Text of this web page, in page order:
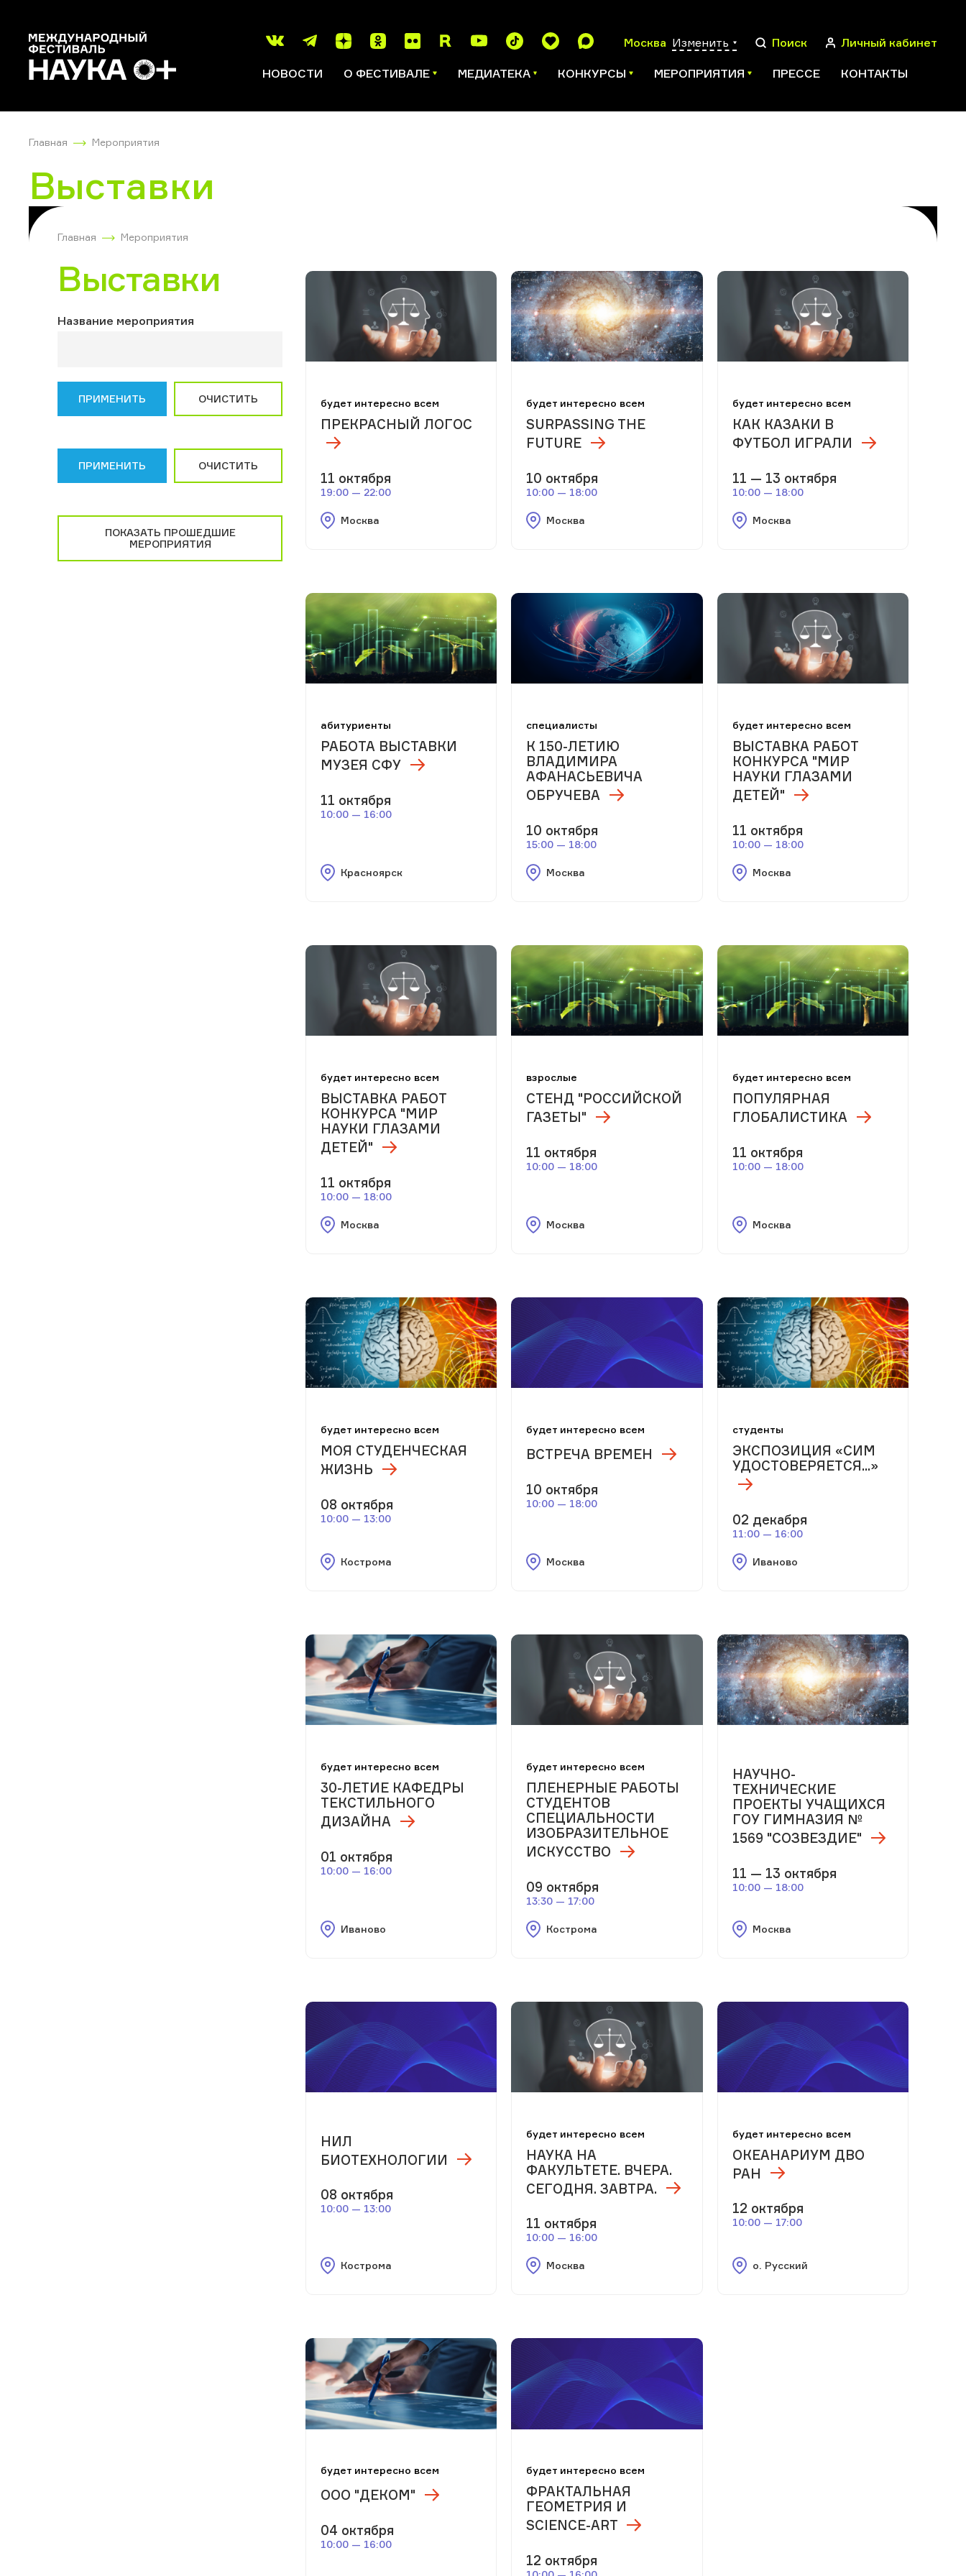
Москва Изменить Поиск Личный кабинет
НОВОСТИ О ФЕСТИВАЛЕ МЕДИАТЕКА КОНКУРСЫ МЕРОПРИЯТИЯ ПРЕССЕ КОНТАКТЫ
Главная Мероприятия
Выставки
Главная Мероприятия
Выставки
Название мероприятия
ПРИМЕНИТЬ ОЧИСТИТЬ
ПРИМЕНИТЬ ОЧИСТИТЬ
ПОКАЗАТЬ ПРОШЕДШИЕ
МЕРОПРИЯТИЯ
будет интересно всем
ПРЕКРАСНЫЙ ЛОГОС
11 октября
19:00 — 22:00
Москва
будет интересно всем
SURPASSING THE
FUTURE
10 октября
10:00 — 18:00
Москва
будет интересно всем
КАК КАЗАКИ В
ФУТБОЛ ИГРАЛИ
11 — 13 октября
10:00 — 18:00
Москва
абитуриенты
РАБОТА ВЫСТАВКИ
МУЗЕЯ СФУ
11 октября
10:00 — 16:00
Красноярск
специалисты
К 150-ЛЕТИЮ
ВЛАДИМИРА
АФАНАСЬЕВИЧА
ОБРУЧЕВА
10 октября
15:00 — 18:00
Москва
будет интересно всем
ВЫСТАВКА РАБОТ
КОНКУРСА "МИР
НАУКИ ГЛАЗАМИ
ДЕТЕЙ"
11 октября
10:00 — 18:00
Москва
будет интересно всем
ВЫСТАВКА РАБОТ
КОНКУРСА "МИР
НАУКИ ГЛАЗАМИ
ДЕТЕЙ"
11 октября
10:00 — 18:00
Москва
взрослые
СТЕНД "РОССИЙСКОЙ
ГАЗЕТЫ"
11 октября
10:00 — 18:00
Москва
будет интересно всем
ПОПУЛЯРНАЯ
ГЛОБАЛИСТИКА
11 октября
10:00 — 18:00
Москва
будет интересно всем
МОЯ СТУДЕНЧЕСКАЯ
ЖИЗНЬ
08 октября
10:00 — 13:00
Кострома
будет интересно всем
ВСТРЕЧА ВРЕМЕН
10 октября
10:00 — 18:00
Москва
студенты
ЭКСПОЗИЦИЯ «СИМ
УДОСТОВЕРЯЕТСЯ...»
02 декабря
11:00 — 16:00
Иваново
будет интересно всем
30-ЛЕТИЕ КАФЕДРЫ
ТЕКСТИЛЬНОГО
ДИЗАЙНА
01 октября
10:00 — 16:00
Иваново
будет интересно всем
ПЛЕНЕРНЫЕ РАБОТЫ
СТУДЕНТОВ
СПЕЦИАЛЬНОСТИ
ИЗОБРАЗИТЕЛЬНОЕ
ИСКУССТВО
09 октября
13:30 — 17:00
Кострома
НАУЧНО-
ТЕХНИЧЕСКИЕ
ПРОЕКТЫ УЧАЩИХСЯ
ГОУ ГИМНАЗИЯ №
1569 "СОЗВЕЗДИЕ"
11 — 13 октября
10:00 — 18:00
Москва
НИЛ
БИОТЕХНОЛОГИИ
08 октября
10:00 — 13:00
Кострома
будет интересно всем
НАУКА НА
ФАКУЛЬТЕТЕ. ВЧЕРА.
СЕГОДНЯ. ЗАВТРА.
11 октября
10:00 — 16:00
Москва
будет интересно всем
ОКЕАНАРИУМ ДВО
РАН
12 октября
10:00 — 17:00
о. Русский
будет интересно всем
ООО "ДЕКОМ"
04 октября
10:00 — 16:00
будет интересно всем
ФРАКТАЛЬНАЯ
ГЕОМЕТРИЯ И
SCIENCE-АRT
12 октября